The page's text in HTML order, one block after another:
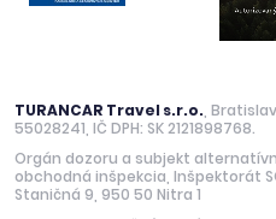
TURANCAR Travel s.r.o. ,
55028241, IČ DPH: SK 2121898768.
Orgán dozoru a subjekt
obchodná inšpekcia, Inšpektorát
Staničná 9, 950 50 Nitra 1